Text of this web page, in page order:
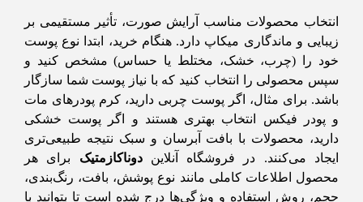
انتخاب محصولات مناسب آرایش صورت، تأثیر مستقیمی بر
زیبایی و ماندگاری میکاپ دارد. هنگام خرید، ابتدا نوع پوست
خود را (چرب، خشک، مختلط یا حساس) مشخص کنید و
سپس محصولی را انتخاب کنید که با نیاز پوست شما سازگار
باشد. برای مثال، اگر پوست چربی دارید، کرم پودرهای مات
و پودر فیکس انتخاب بهتری هستند و اگر پوست خشکی
دارید، محصولات با بافت آبرسان و سبک نتیجه طبیعی‌تری
ایجاد می‌کنند. در فروشگاه آنلایندوناکازمتیک برای هر
محصول اطلاعات کاملی مانند نوع پوشش، بافت، رنگ‌بندی،
حجم، روش استفاده و ویژگی‌ها درج شده است تا بتوانید با